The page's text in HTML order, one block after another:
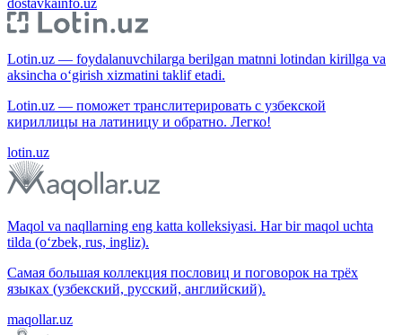
dostavkainfo.uz
Lotin.uz — foydalanuvchilarga berilgan matnni lotindan kirillga va
aksincha o‘girish xizmatini taklif etadi.
Lotin.uz — поможет транслитерировать с узбекской
кириллицы на латиницу и обратно. Легко!
lotin.uz
Maqol va naqllarning eng katta kolleksiyasi. Har bir maqol uchta
tilda (o‘zbek, rus, ingliz).
Самая большая коллекция пословиц и поговорок на трёх
языках (узбекский, русский, английский).
maqollar.uz